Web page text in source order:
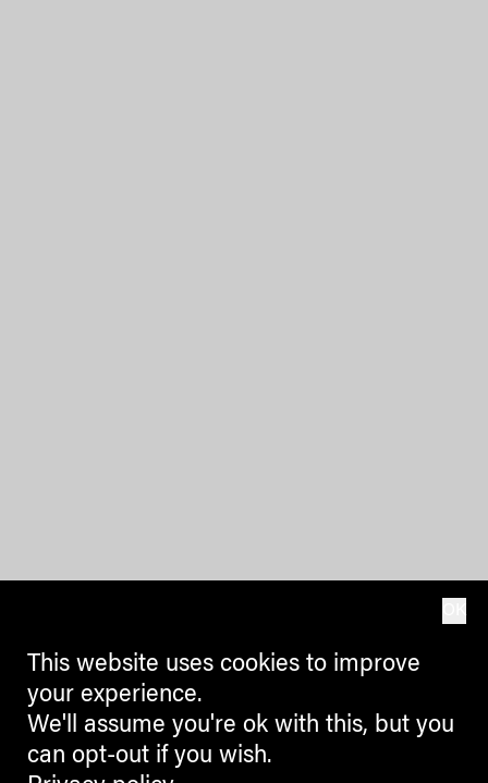
This website uses cookies to improve
your experience.
We'll assume you're ok with this, but you
can opt-out if you wish.